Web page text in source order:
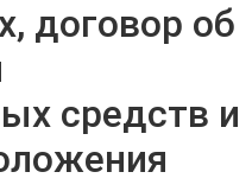
договор об
средств и